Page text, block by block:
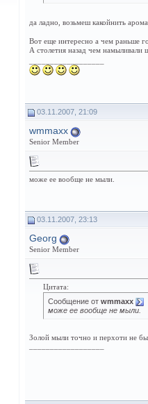
да ладно, возьмеш какойнить
Вот еще интересно а чем раньше
А столетия назад чем намыливали
03.11.2007, 21:09
wmmaxx
Senior Member
може ее вообще не мыли.
03.11.2007, 23:13
Georg
Senior Member
Цитата:
Сообщение от wmmaxx
може ее вообще не мыли.
Золой мыли точно и перхоти не